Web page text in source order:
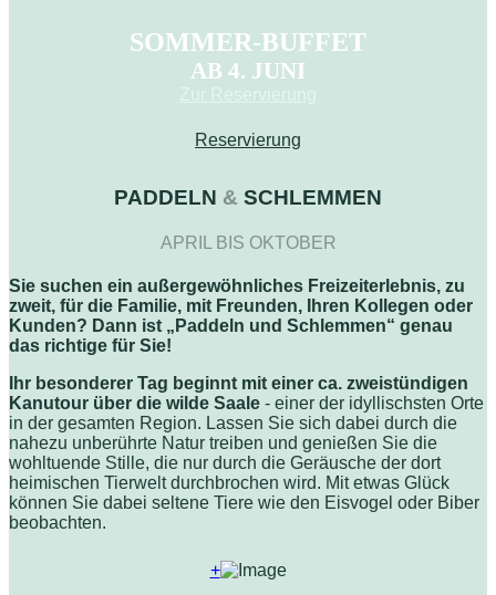
SOMMER-BUFFET
AB 4. JUNI
Reservierung
PADDELN & SCHLEMMEN
APRIL BIS OKTOBER
Sie suchen ein außergewöhnliches Freizeiterlebnis, zu
zweit, für die Familie, mit Freunden, Ihren Kollegen oder
Kunden? Dann ist „Paddeln und Schlemmen“ genau
das richtige für Sie!
Ihr besonderer Tag beginnt mit einer ca. zweistündigen
Kanutour über die wilde Saale - einer der idyllischsten Orte
in der gesamten Region. Lassen Sie sich dabei durch die
nahezu unberührte Natur treiben und genießen Sie die
wohltuende Stille, die nur durch die Geräusche der dort
heimischen Tierwelt durchbrochen wird. Mit etwas Glück
können Sie dabei seltene Tiere wie den Eisvogel oder Biber
beobachten.
+